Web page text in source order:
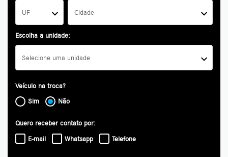
UF Cidade
Escolha a unidade:
Selecione uma unidade
Veículo na troca?
Sim
Não
Quero receber contato por:
E-mail
Whatsapp Telefone